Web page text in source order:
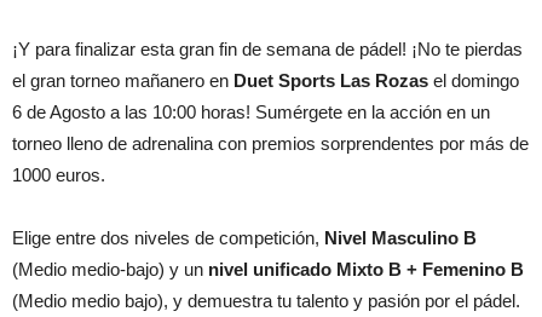
¡Y para finalizar esta gran fin de semana de pádel! ¡No te pierdas
el gran torneo mañanero en Duet Sports Las Rozas el domingo
6 de Agosto a las 10:00 horas! Sumérgete en la acción en un
torneo lleno de adrenalina con premios sorprendentes por más de
1000 euros.
Elige entre dos niveles de competición, Nivel Masculino B
(Medio medio-bajo) y un nivel unificado Mixto B + Femenino B
(Medio medio bajo), y demuestra tu talento y pasión por el pádel.